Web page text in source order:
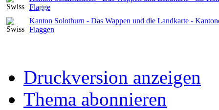
Flagge
Kanton Solothurn - Das Wappen und die Landkarte -
Flaggen
Druckversion anzeigen
Thema abonnieren